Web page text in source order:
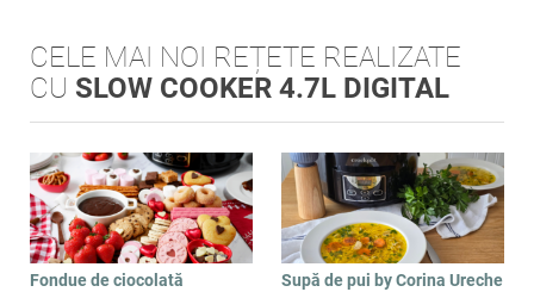
CELE MAI NOI REȚETE REALIZATE
CU SLOW COOKER 4.7L DIGITAL
Fondue de ciocolată Supă de pui by Corina Ureche